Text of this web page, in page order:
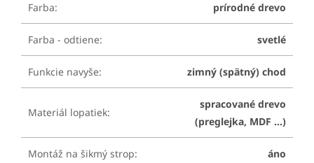
Farba: prírodné drevo
Farba - odtiene: svetlé
Funkcie navyše: zimný (spätný) chod
Materiál lopatiek:
spracované drevo
(preglejka, MDF ...)
Montáž na šikmý strop: áno